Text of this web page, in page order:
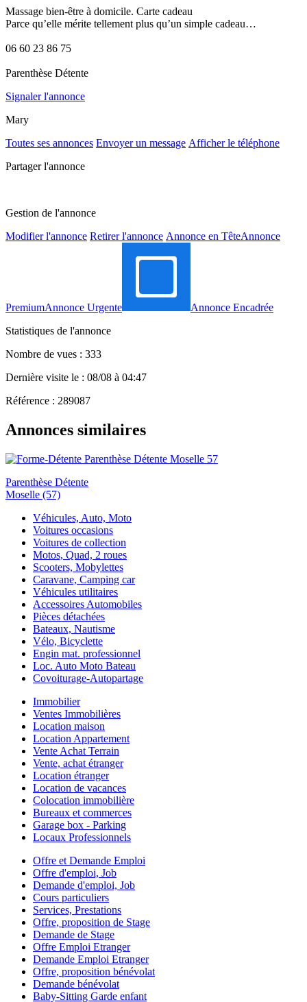
Massage bien-être à domicile. Carte cadeau
Parce qu’elle mérite tellement plus qu’un simple cadeau…
06 60 23 86 75
Parenthèse Détente
Signaler l'annonce
Mary
Toutes ses annonces Envoyer un message Afficher le téléphone
Partager l'annonce
Gestion de l'annonce
Modifier l'annonce Retirer l'annonce Annonce en TêteAnnonce
PremiumAnnonce Urgente
Annonce Encadrée
Statistiques de l'annonce
Nombre de vues : 333
Dernière visite le : 08/08 à 04:47
Référence : 289087
Annonces similaires
Parenthèse Détente
Moselle (57)
Véhicules, Auto, Moto
Voitures occasions
Voitures de collection
Motos, Quad, 2 roues
Scooters, Mobylettes
Caravane, Camping car
Véhicules utilitaires
Accessoires Automobiles
Pièces détachées
Bateaux, Nautisme
Vélo, Bicyclette
Engin mat. professionnel
Loc. Auto Moto Bateau
Covoiturage-Autopartage
Immobilier
Ventes Immobilières
Location maison
Location Appartement
Vente Achat Terrain
Vente, achat étranger
Location étranger
Location de vacances
Colocation immobilière
Bureaux et commerces
Garage box - Parking
Locaux Professionnels
Offre et Demande Emploi
Offre d'emploi, Job
Demande d'emploi, Job
Cours particuliers
Services, Prestations
Offre, proposition de Stage
Demande de Stage
Offre Emploi Etranger
Demande Emploi Etranger
Offre, proposition bénévolat
Demande bénévolat
Baby-Sitting Garde enfant